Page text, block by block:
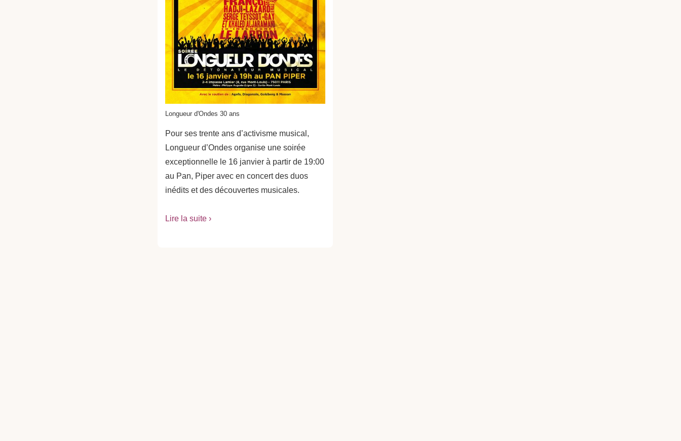
Longueur d'Ondes 30 ans
Pour ses trente ans d’activisme musical,
Longueur d’Ondes organise une soirée
exceptionnelle le 16 janvier à partir de 19:00
au Pan, Piper avec en concert des duos
inédits et des découvertes musicales.
Lire la suite ›